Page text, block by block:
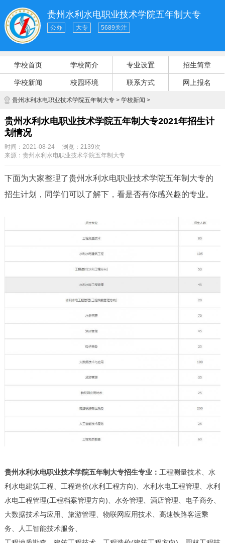
贵州水利水电职业技术学院五年制大专
公办 大专 5689关注
学校首页 学校简介 专业设置 招生简章
学校新闻 校园环境 联系方式 网上报名
贵州水利水电职业技术学院五年制大专> 学校新闻 >
贵州水利水电职业技术学院五年制大专2021年招生计
划情况
时间：2021-08-24
浏览：2139次
来源： 贵州水利水电职业技术学院五年制大专
下面为大家整理了贵州水利水电职业技术学院五年制大专的
招生计划，同学们可以了解下，看是否有你感兴趣的专业。
贵州水利水电职业技术学院五年制大专招生专业： 工程测量技术、水
利水电建筑工程、工程造价(水利工程方向)、水利水电工程管理、水利
水电工程管理(工程档案管理方向)、水务管理、酒店管理、电子商务、
大数据技术与应用、旅游管理、物联网应用技术、高速铁路客运乘
务、人工智能技术服务、